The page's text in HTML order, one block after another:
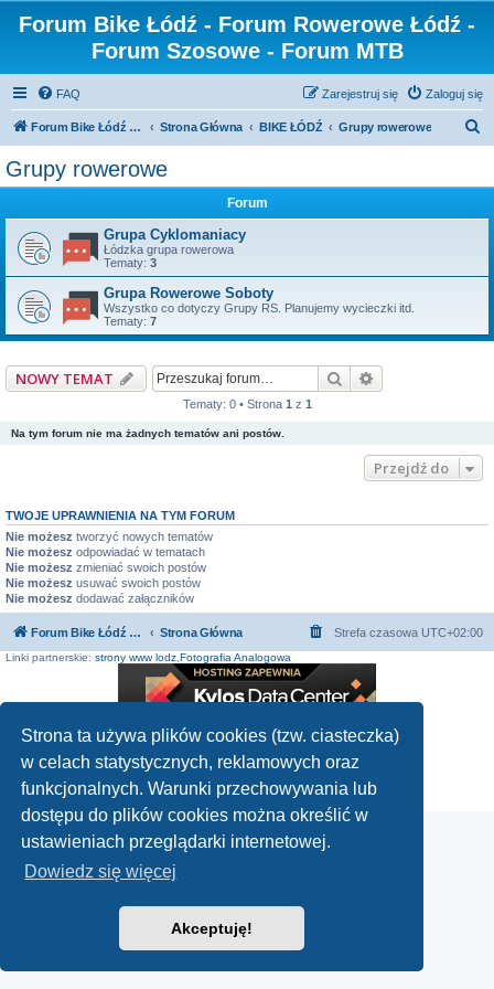
Strona ta używa plików cookies (tzw. ciasteczka)
w celach statystycznych, reklamowych oraz
funkcjonalnych. Warunki przechowywania lub
dostępu do plików cookies można określić w
ustawieniach przeglądarki internetowej.
Dowiedz się więcej
Akceptuję!
Forum Bike Łódź - Forum Rowerowe Łódź -
Forum Szosowe - Forum MTB
FAQ Zaloguj się
Zarejestruj się
Forum Bike Łódź - Forum Rowerowe Łódź - Forum Szosowe - Forum MTB Strona Główna BIKE ŁÓDŹ Grupy rowerowe
Grupy rowerowe
Forum
Grupa Cyklomaniacy
Łódzka grupa rowerowa
Tematy: 3
Grupa Rowerowe Soboty
Wszystko co dotyczy Grupy RS. Planujemy wycieczki itd.
Tematy: 7
NOWY TEMAT Szukaj
Tematy: 0 • Strona 1 z 1
Na tym forum nie ma żadnych tematów ani postów.
Przejdź do
TWOJE UPRAWNIENIA NA TYM FORUM
Nie możesz tworzyć nowych tematów
Nie możesz odpowiadać w tematach
Nie możesz zmieniać swoich postów
Nie możesz usuwać swoich postów
Nie możesz dodawać załączników
Forum Bike Łódź - Forum Rowerowe Łódź - Forum Szosowe - Forum MTB Strona Główna Strefa czasowa UTC+02:00
Linki partnerskie: strony www lodz Fotografia Analogowa
Polski pakiet językowy dostarczaphpBB.pl
Zasady ochrony danych osobowych|Regulamin